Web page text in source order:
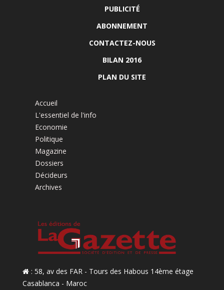
PUBLICITÉ
ABONNEMENT
CONTACTEZ-NOUS
BILAN 2016
PLAN DU SITE
Accueil
L'essentiel de l'info
Economie
Politique
Magazine
Dossiers
Décideurs
Archives
: 58, av des FAR - Tours des Habous 14ème étage
Casablanca - Maroc